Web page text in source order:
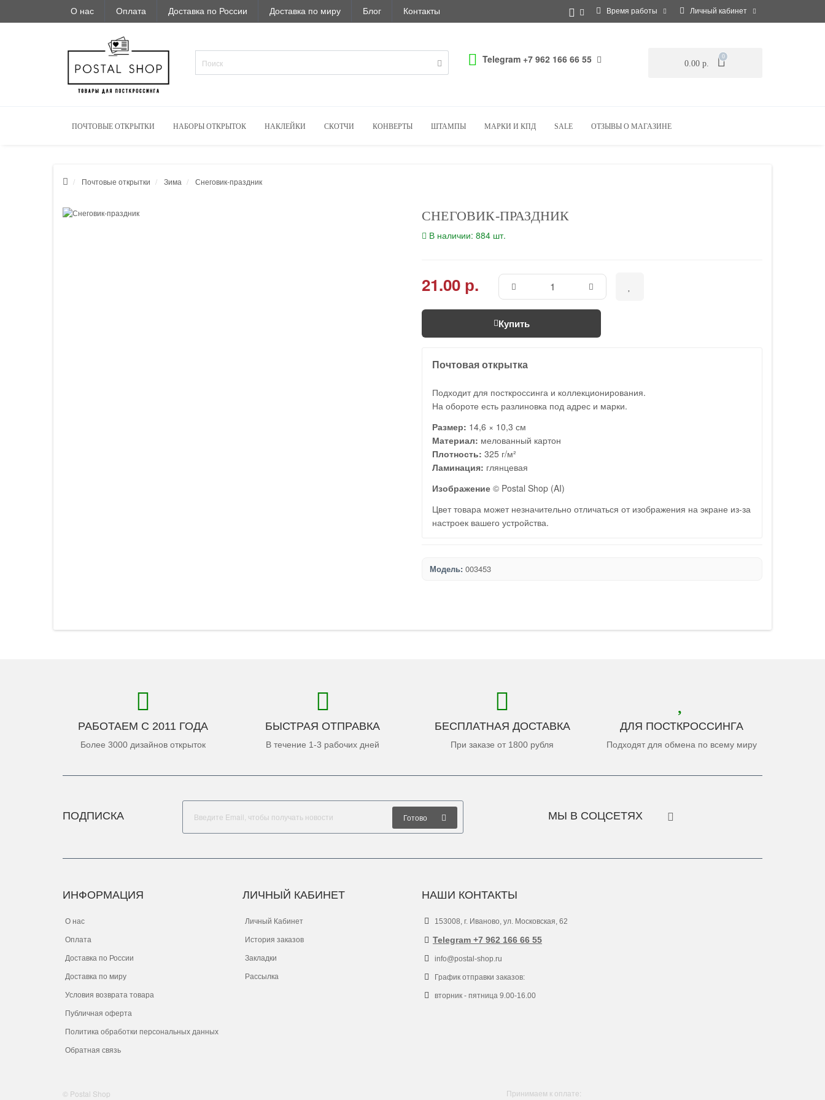
О нас Оплата Доставка по России Доставка по миру Блог Контакты Время работы Личный кабинет
Telegram +7 962 166 66 55 0.00 р.
0
ПОЧТОВЫЕ ОТКРЫТКИ НАБОРЫ ОТКРЫТОК НАКЛЕЙКИ СКОТЧИ КОНВЕРТЫ ШТАМПЫ МАРКИ И КПД SALE ОТЗЫВЫ О МАГАЗИНЕ
Почтовые открытки Зима Снеговик-праздник
СНЕГОВИК-ПРАЗДНИК
В наличии: 884 шт.
21.00 р.
Купить
Почтовая открытка
Подходит для посткроссинга и коллекционирования.
На обороте есть разлиновка под адрес и марки.
Размер: 14,6 × 10,3 см
Материал: мелованный картон
Плотность: 325 г/м²
Ламинация: глянцевая
Изображение © Postal Shop (AI)
Цвет товара может незначительно отличаться от изображения на экране из-за
настроек вашего устройства.
Модель: 003453
РАБОТАЕМ С 2011 ГОДА
Более 3000 дизайнов открыток
БЫСТРАЯ ОТПРАВКА
В течение 1-3 рабочих дней
БЕСПЛАТНАЯ ДОСТАВКА
При заказе от 1800 рубля
ДЛЯ ПОСТКРОССИНГА
Подходят для обмена по всему миру
ПОДПИСКА Готово МЫ В СОЦСЕТЯХ
ИНФОРМАЦИЯ
О нас
Оплата
Доставка по России
Доставка по миру
Условия возврата товара
Публичная оферта
Политика обработки персональных данных
Обратная связь
ЛИЧНЫЙ КАБИНЕТ
Личный Кабинет
История заказов
Закладки
Рассылка
НАШИ КОНТАКТЫ
153008, г. Иваново, ул. Московская, 62
Telegram +7 962 166 66 55
info@postal-shop.ru
График отправки заказов:
вторник - пятница 9.00-16.00
© Postal Shop Принимаем к оплате: